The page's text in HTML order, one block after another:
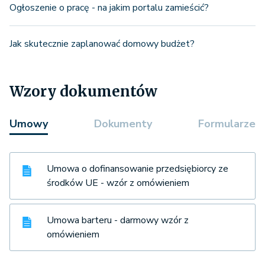
Ogłoszenie o pracę - na jakim portalu zamieścić?
Jak skutecznie zaplanować domowy budżet?
Wzory dokumentów
Umowy Dokumenty Formularze
Umowa o dofinansowanie przedsiębiorcy ze
środków UE - wzór z omówieniem
Umowa barteru - darmowy wzór z
omówieniem